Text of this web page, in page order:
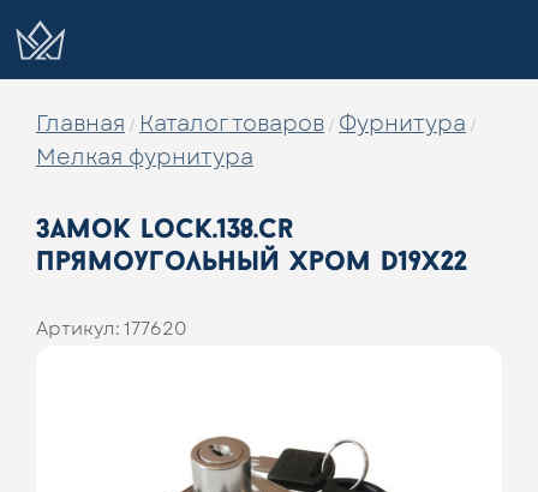
Главная / Каталог товаров / Фурнитура /
Мелкая фурнитура
замок lock.138.cr
прямоугольный хром d19х22
Артикул: 177620